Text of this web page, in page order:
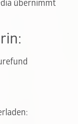
übernimmt